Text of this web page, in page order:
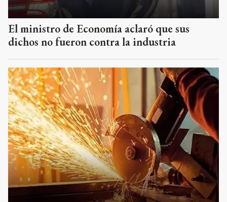
El ministro de Economía aclaró que sus
dichos no fueron contra la industria